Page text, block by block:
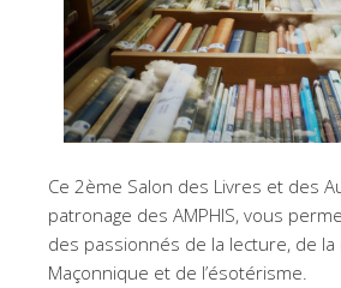
Ce 2ème Salon des Livres et des
patronage des AMPHIS, vous
des passionnés de la lecture, de
Maçonnique et de l’ésotérisme.